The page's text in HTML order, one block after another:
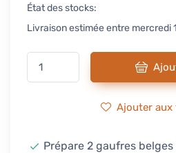
État des stocks:
Livraison estimée entre mercredi
Ajouter aux
Prépare 2 gaufres belges